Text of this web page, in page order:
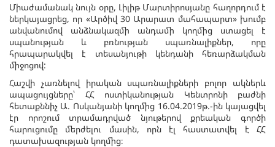
Միաժամանակ նույն օրը, Լիլիթ Մարտիրոսյանը հաղորդում է
ներկայացրեց, որ «Արծիվ 30 Արարատ մահապարտ» խումբ
անվանումով անձնակազմի անդամի կողմից ստացել է
սպանության և բռնության սպառնալիքներ, որը
հրապարակվել է տեսանյութի կենդանի հեռարձակման
միջոցով:
Հաշվի չառնելով իրական սպառնալիքների բոլոր ակներև
ապացույցները՝ ՀՀ ոստիկանության Կենտրոնի բաժնի
հետաքննիչ Ա. Ոսկանյանի կողմից 16.04.2019թ.-ին կայացվել
էր որոշում տրամադրված նյութերով քրեական գործի
հարուցումը մերժելու մասին, որն էլ հաստատվել է ՀՀ
դատախազության կողմից։